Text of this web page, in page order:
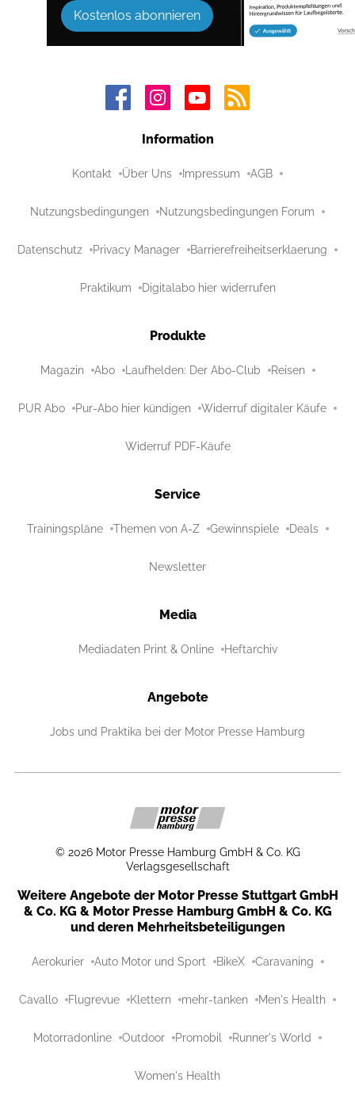
Kostenlos abonnieren
Information
Kontakt Über Uns Impressum AGB
Nutzungsbedingungen Nutzungsbedingungen Forum
Datenschutz Privacy Manager Barrierefreiheitserklaerung
Praktikum Digitalabo hier widerrufen
Produkte
Magazin Abo Laufhelden: Der Abo-Club Reisen
PUR Abo Pur-Abo hier kündigen Widerruf digitaler Käufe
Widerruf PDF-Käufe
Service
Trainingspläne Themen von A-Z Gewinnspiele Deals
Newsletter
Media
Mediadaten Print & Online Heftarchiv
Angebote
Jobs und Praktika bei der Motor Presse Hamburg
© 2026 Motor Presse Hamburg GmbH & Co. KG
Verlagsgesellschaft
Weitere Angebote der Motor Presse Stuttgart GmbH
& Co. KG & Motor Presse Hamburg GmbH & Co. KG
und deren Mehrheitsbeteiligungen
Aerokurier Auto Motor und Sport BikeX Caravaning
Cavallo Flugrevue Klettern mehr-tanken Men's Health
Motorradonline Outdoor Promobil Runner's World
Women's Health